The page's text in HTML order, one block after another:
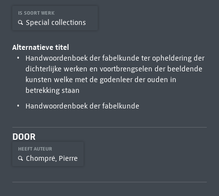
IS SOORT WERK
Special collections
Alternatieve titel
Handwoordenboek der fabelkunde ter opheldering der
dichterlijke werken en voortbrengselen der beeldende
kunsten welke met de godenleer der ouden in
betrekking staan
Handwoordenboek der fabelkunde
DOOR
HEEFT AUTEUR
Chompré, Pierre